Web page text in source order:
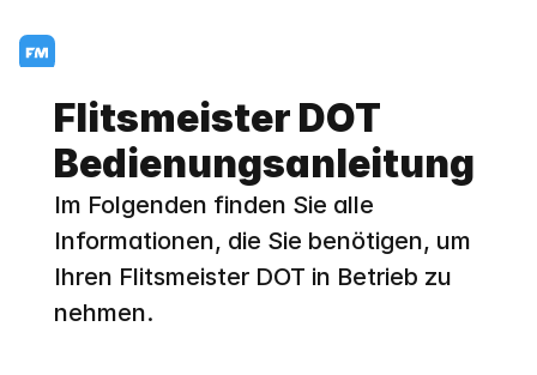
Flitsmeister DOT
Bedienungsanleitung
Im Folgenden finden Sie alle
Informationen, die Sie benötigen, um
Ihren Flitsmeister DOT in Betrieb zu
nehmen.